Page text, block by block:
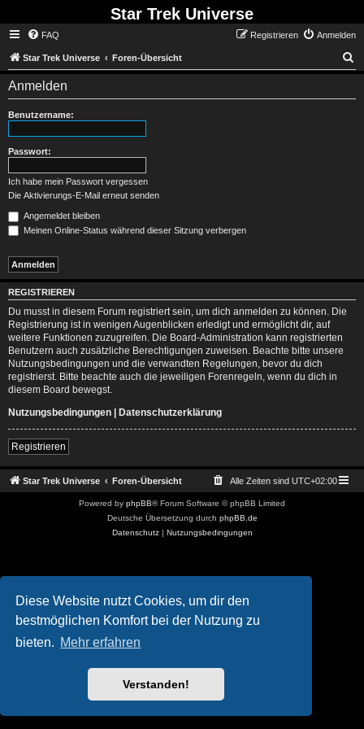
Diese Website nutzt Cookies, um dir den
bestmöglichen Komfort bei der Nutzung zu
bieten. Mehr erfahren
Verstanden!
Star Trek Universe
FAQ Anmelden
Registrieren
Star Trek Universe Foren-Übersicht
Anmelden
Benutzername:
Passwort:
Ich habe mein Passwort vergessen
Die Aktivierungs-E-Mail erneut senden
Angemeldet bleiben
Meinen Online-Status während dieser Sitzung verbergen
REGISTRIEREN
Du musst in diesem Forum registriert sein, um dich anmelden zu können. Die
Registrierung ist in wenigen Augenblicken erledigt und ermöglicht dir, auf
weitere Funktionen zuzugreifen. Die Board-Administration kann registrierten
Benutzern auch zusätzliche Berechtigungen zuweisen. Beachte bitte unsere
Nutzungsbedingungen und die verwandten Regelungen, bevor du dich
registrierst. Bitte beachte auch die jeweiligen Forenregeln, wenn du dich in
diesem Board bewegst.
Nutzungsbedingungen | Datenschutzerklärung
Registrieren
Star Trek Universe Foren-Übersicht Alle Zeiten sind UTC+02:00
Powered by phpBB® Forum Software © phpBB Limited
Deutsche Übersetzung durch phpBB.de
Datenschutz| Nutzungsbedingungen